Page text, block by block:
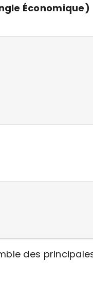
Économique)
des